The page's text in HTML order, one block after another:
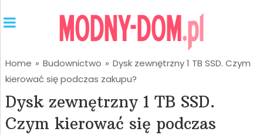
Home » Budownictwo » Dysk zewnętrzny 1 TB SSD. Czym
kierować się podczas zakupu?
Dysk zewnętrzny 1 TB SSD.
Czym kierować się podczas